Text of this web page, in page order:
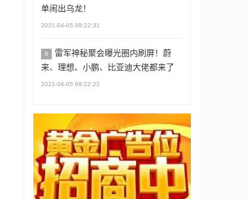
单闹出乌龙！
2021-04-05 09:22:31
8
雷军神秘聚会曝光圈内刷屏！蔚
来、理想、小鹏、比亚迪大佬都来了
2021-04-05 09:22:22